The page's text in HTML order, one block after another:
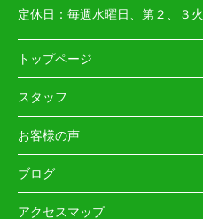
定休日： 毎週水曜日、第２、３
トップページ
スタッフ
お客様の声
ブログ
アクセスマップ